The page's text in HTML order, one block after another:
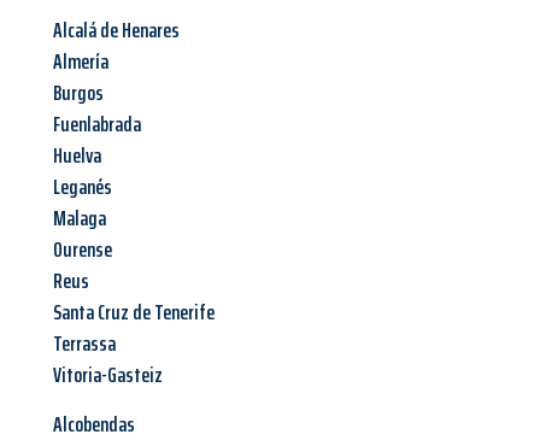
Alcalá de Henares
Almería
Burgos
Fuenlabrada
Huelva
Leganés
Malaga
Ourense
Reus
Santa Cruz de Tenerife
Terrassa
Vitoria-Gasteiz
Alcobendas